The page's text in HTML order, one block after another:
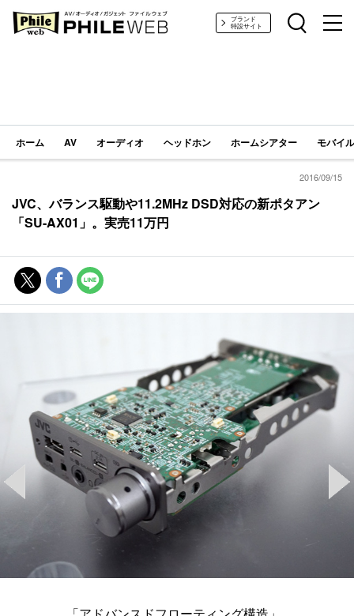
PHILE WEB｜AV/オーディオ/ガジェットブランド
特設サイト
ホーム AV オーディオ ヘッドホン ホームシアター モバイ
2016/09/15
JVC、バランス駆動や11.2MHz DSD対応の新ポタアン
「SU-AX01」。実売11万円